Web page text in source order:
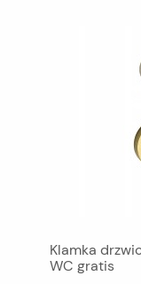
Klamka
WC gratis